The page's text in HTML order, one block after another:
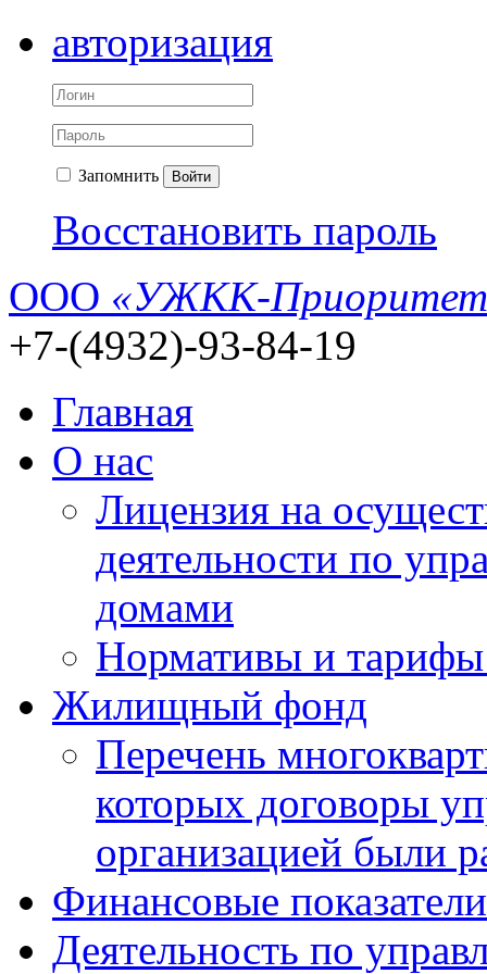
авторизация
Запомнить Войти
Восстановить пароль
ООО «УЖКК-
+7-(4932)-93-84-19
Главная
О нас
Лицензия на
деятельности по
домами
Нормативы и тарифы
Жилищный фонд
Перечень
которых договоры
организацией были
Финансовые показатели
Деятельность по